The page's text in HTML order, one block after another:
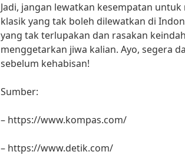
Jadi, jangan lewatkan kesempatan
klasik yang tak boleh dilewatkan di
yang tak terlupakan dan rasakan
menggetarkan jiwa kalian. Ayo, segera
sebelum kehabisan!
Sumber:
– https://www.kompas.com/
– https://www.detik.com/